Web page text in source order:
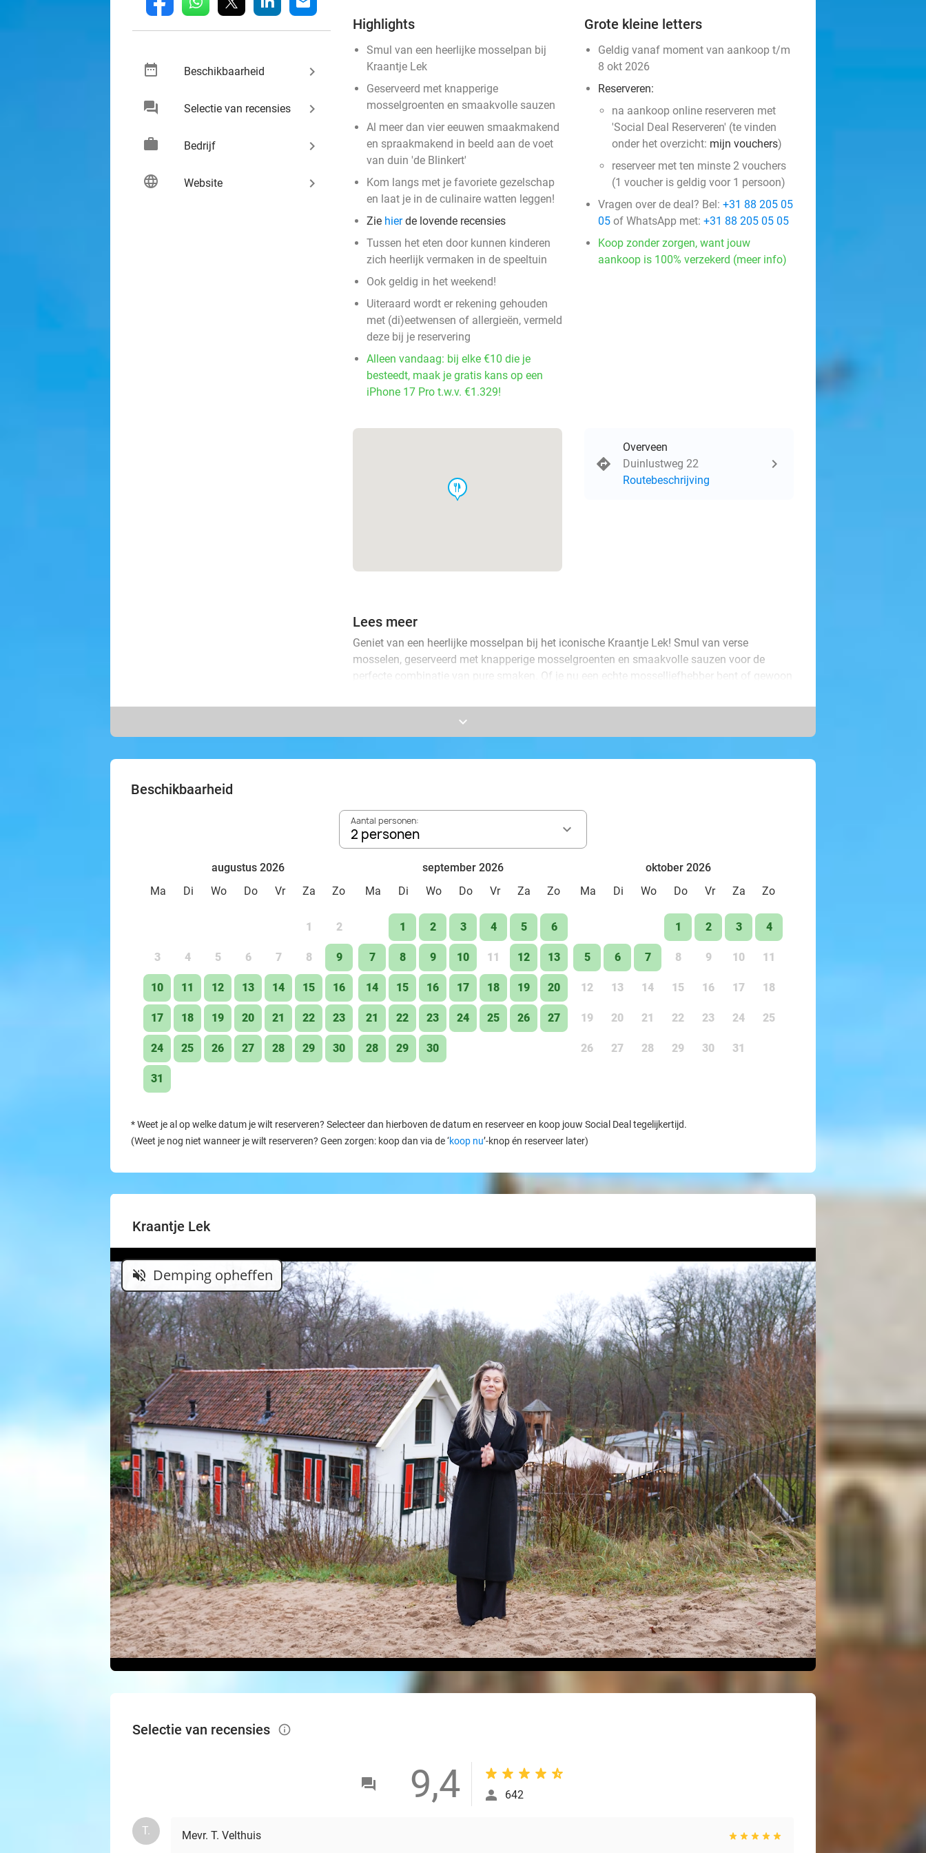
fb
date_range Beschikbaarheid keyboard_arrow_right
chat Selectie van recensies keyboard_arrow_right
work Bedrijf keyboard_arrow_right
language Website keyboard_arrow_right
Highlights
Smul van een heerlijke mosselpan bij
Kraantje Lek
Geserveerd met knapperige
mosselgroenten en smaakvolle sauzen
Al meer dan vier eeuwen smaakmakend
en spraakmakend in beeld aan de voet
van duin 'de Blinkert'
Kom langs met je favoriete gezelschap
en laat je in de culinaire watten leggen!
Zie hierde lovende recensies
Tussen het eten door kunnen kinderen
zich heerlijk vermaken in de speeltuin
Ook geldig in het weekend!
Uiteraard wordt er rekening gehouden
met (di)eetwensen of allergieën, vermeld
deze bij je reservering
Alleen vandaag: bij elke €10 die je
besteedt, maak je gratis kans op een
iPhone 17 Pro t.w.v. €1.329!
Grote kleine letters
Geldig vanaf moment van aankoop t/m
8 okt 2026
Reserveren:
​na aankoop online reserveren met
'Social Deal Reserveren' (te vinden
onder het overzicht: mijn vouchers)
reserveer met ten minste 2 vouchers
(1 voucher is geldig voor 1 persoon)
Vragen over de deal? Bel: +31 88 205 05
05 of WhatsApp met: +31 88 205 05 05
Koop zonder zorgen, want jouw
aankoop is 100% verzekerd (meer info)
food
Overveen
Duinlustweg 22
Routebeschrijving
Lees meer
Geniet van een heerlijke mosselpan bij het iconische Kraantje Lek! Smul van verse
mosselen, geserveerd met knapperige mosselgroenten en smaakvolle sauzen voor de
perfecte combinatie van pure smaken. Of je nu een echte mosselliefhebber bent of gewoon
Kraantje Lek is een voormalige herberg uit 1542 en al meer dan vier eeuwen een
gezellige ambiance maakt dit de ideale locatie voor een sfeervolle middag of avond uit.
keyboard_arrow_down
Beschikbaarheid
Aantal personen:
2 personen
augustus 2026
Ma
Di Wo Do Vr Za Zo
1 2
3 4 5 6 7 8 9
10 11 12 13 14 15 16
17 18 19 20 21 22 23
24 25 26 27 28 29 30
31
september 2026
Ma
Di Wo Do Vr Za Zo
1 2 3 4 5 6
7 8 9 10 11 12 13
14 15 16 17 18 19 20
21 22 23 24 25 26 27
28 29 30
oktober 2026
Ma
Di Wo Do Vr Za Zo
1 2 3 4
5 6 7 8 9 10 11
12 13 14 15 16 17 18
19 20 21 22 23 24 25
26 27 28 29 30 31
*Weet je al op welke datum je wilt reserveren? Selecteer dan hierboven de datum en reserveer en koop jouw Social Deal tegelijkertijd.
(Weet je nog niet wanneer je wilt reserveren? Geen zorgen: koop dan via de ‘koop nu’-knop én reserveer later)
Kraantje Lek
volume_off Demping opheffen
Selectie van recensies info_outlined
9,4 642
T. Mevr. T. Velthuis